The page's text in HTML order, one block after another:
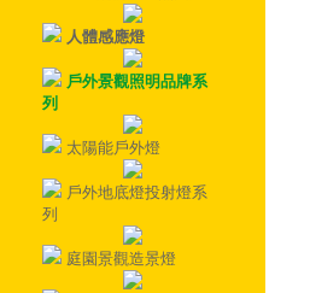
人體感應燈
戶外景觀照明品牌系
列
太陽能戶外燈
戶外地底燈投射燈系
列
庭園景觀造景燈